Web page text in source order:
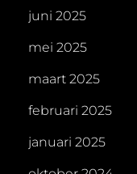
juni 2025
mei 2025
maart 2025
februari 2025
januari 2025